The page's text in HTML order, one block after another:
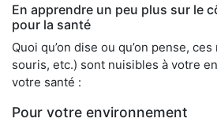
En apprendre un peu plus sur le
pour la santé
Quoi qu’on dise ou qu’on pense,
souris, etc.) sont nuisibles à votre
votre santé :
Pour votre environnement